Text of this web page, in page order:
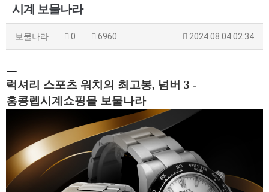
시계 보물나라
보물나라 0 6960 2024.08.04 02:34
ㅡ
럭셔리 스포츠 워치의 최고봉, 넘버 3 -
홍콩렙시계쇼핑몰 보물나라